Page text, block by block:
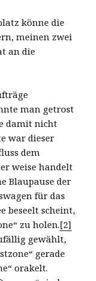
könne die
meinen zwei
an die
man getrost
damit nicht
war dieser
dem
weise handelt
Blaupause der
für das
beseelt scheint,
zu holen.[2]
gewählt,
gerade
orakelt.